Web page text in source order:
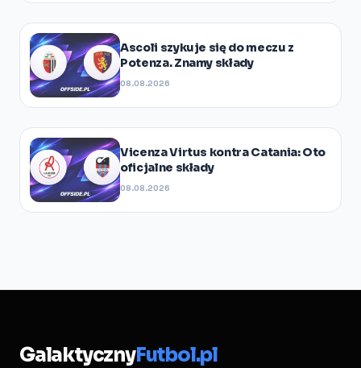
Ascoli szykuje się do meczu z
Potenza. Znamy składy
08.08.2026
Vicenza Virtus kontra Catania: Oto
oficjalne składy
08.08.2026
GalaktycznyFutbol.pl